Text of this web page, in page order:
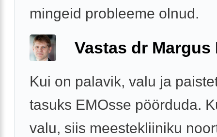
mingeid probleeme olnud.
Vastas dr Margus
Kui on palavik, valu ja
tasuks EMOsse pöörduda.
valu, siis meestekliiniku